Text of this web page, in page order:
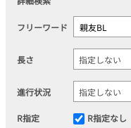
フリーワード
長さ
進行状況
R指定 R指定なし